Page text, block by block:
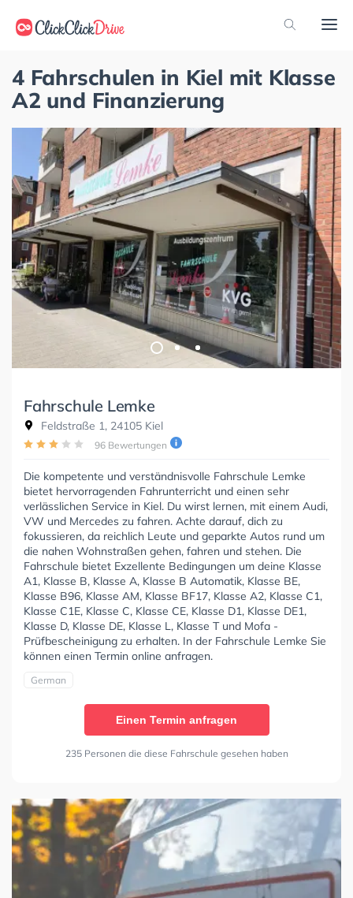
4 Fahrschulen in Kiel mit Klasse
A2 und Finanzierung
Fahrschule Lemke
Feldstraße 1, 24105 Kiel
96 Bewertungen
Die kompetente und verständnisvolle Fahrschule Lemke
bietet hervorragenden Fahrunterricht und einen sehr
verlässlichen Service in Kiel. Du wirst lernen, mit einem Audi,
VW und Mercedes zu fahren. Achte darauf, dich zu
fokussieren, da reichlich Leute und geparkte Autos rund um
die nahen Wohnstraßen gehen, fahren und stehen. Die
Fahrschule bietet Exzellente Bedingungen um deine Klasse
A1, Klasse B, Klasse A, Klasse B Automatik, Klasse BE,
Klasse B96, Klasse AM, Klasse BF17, Klasse A2, Klasse C1,
Klasse C1E, Klasse C, Klasse CE, Klasse D1, Klasse DE1,
Klasse D, Klasse DE, Klasse L, Klasse T und Mofa -
Prüfbescheinigung zu erhalten. In der Fahrschule Lemke Sie
können einen Termin online anfragen.
German
Einen Termin anfragen
235 Personen die diese Fahrschule gesehen haben